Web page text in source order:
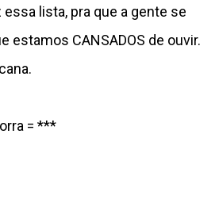
lista, pra que a gente se
estamos CANSADOS de ouvir.
= ***